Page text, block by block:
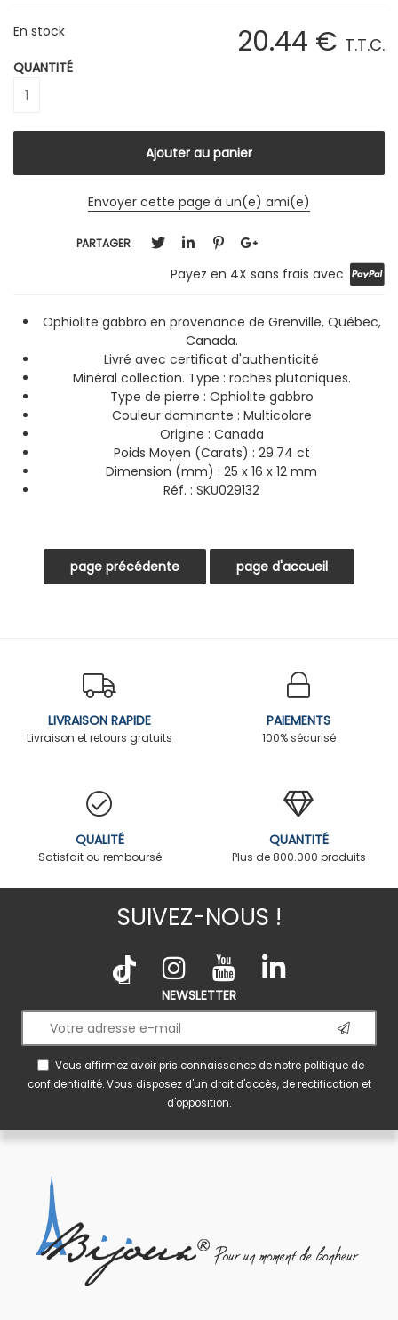
20.44 € T.T.C.
En stock
QUANTITÉ
Envoyer cette page à un(e) ami(e)
PARTAGER
Payez en 4X sans frais avec
Ophiolite gabbro en provenance de Grenville, Québec,
Canada.
Livré avec certificat d'authenticité
Minéral collection. Type : roches plutoniques.
Type de pierre : Ophiolite gabbro
Couleur dominante : Multicolore
Origine : Canada
Poids Moyen (Carats) : 29.74 ct
Dimension (mm) : 25 x 16 x 12 mm
Réf. : SKU029132
LIVRAISON RAPIDE
Livraison et retours gratuits
PAIEMENTS
100% sécurisé
QUALITÉ
Satisfait ou remboursé
QUANTITÉ
Plus de 800.000 produits
SUIVEZ-NOUS !
NEWSLETTER
Vous affirmez avoir pris connaissance de notrepolitique de
confidentialité. Vous disposez d'un droit d'accès, de rectification et
d'opposition.